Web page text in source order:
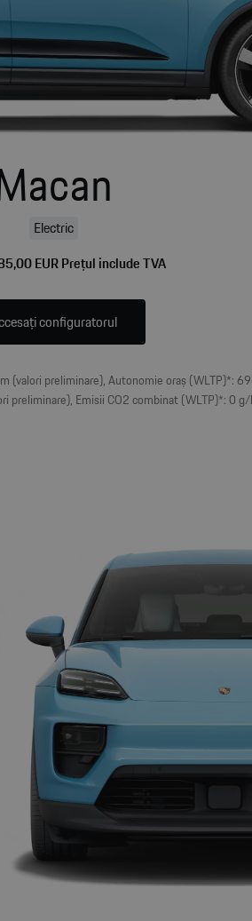
Electric
EUR Prețul include TVA
configuratorul
preliminare), Autonomie oraș (WLTP)*:
Emisii CO2 combinat (WLTP)*: 0